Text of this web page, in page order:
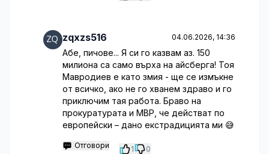
zqxzs516 04.06.2026, 14:36
Абе, пичове... Я си го казвам аз. 150
милиона са само върха на айсберга! Тоя
Мавродиев е като змия - ще се измъкне
от всичко, ако не го хванем здраво и го
приключим тая работа. Браво на
прокуратурата и МВР, че действат по
европейски – дано екстрадицията ми 😅
Отговори 1 0